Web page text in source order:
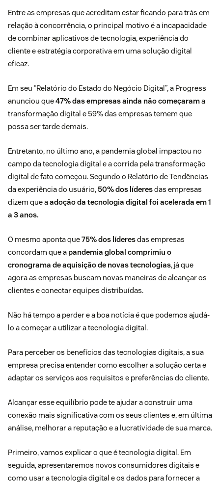
Entre as empresas que acreditam estar ficando para trás em
relação à concorrência, o principal motivo é a incapacidade
de combinar aplicativos de tecnologia, experiência do
cliente e estratégia corporativa em uma solução digital
eficaz.
Em seu “Relatório do Estado do Negócio Digital”, a Progress
anunciou que47% das empresas ainda não começarama
transformação digital e 59% das empresas temem que
possa ser tarde demais.
Entretanto, no último ano, a pandemia global impactou no
campo da tecnologia digital e a corrida pela transformação
digital de fato começou. Segundo o Relatório de Tendências
da experiência do usuário, 50% dos líderesdas empresas
dizem que aadoção da tecnologia digital foi acelerada em 1
a 3 anos.
O mesmo aponta que75% dos líderesdas empresas
concordam que a pandemia global comprimiu o
cronograma de aquisição de novas tecnologias, já que
agora as empresas buscam novas maneiras de alcançar os
clientes e conectar equipes distribuídas.
Não há tempo a perder e a boa notícia é que podemos ajudá-
lo a começar a utilizar a tecnologia digital.
Para perceber os benefícios das tecnologias digitais, a sua
empresa precisa entender como escolher a solução certa e
adaptar os serviços aos requisitos e preferências do cliente.
Alcançar esse equilíbrio pode te ajudar a construir uma
conexão mais significativa com os seus clientes e, em última
análise, melhorar a reputação e a lucratividade de sua marca.
Primeiro, vamos explicar o que é tecnologia digital. Em
seguida, apresentaremos novos consumidores digitais e
como usar a tecnologia digital e os dados para fornecer a